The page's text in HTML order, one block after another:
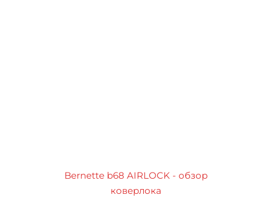
Bernette b68 AIRLOCK - обзор
коверлока